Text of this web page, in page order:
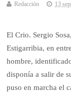
Redacción 13
El Crio. Sergio
Estigarribia, en
hombre,
disponía a salir de
puso en marcha el